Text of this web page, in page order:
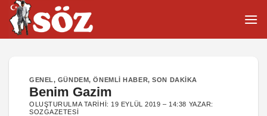
İçeriğe
atla
GENEL, GÜNDEM,ÖNEMLI HABER,SON DAKIKA
Benim Gazim
OLUŞTURULMA TARIHI: 19 EYLÜL 2019 – 14:38 YAZAR:
SOZGAZETESI